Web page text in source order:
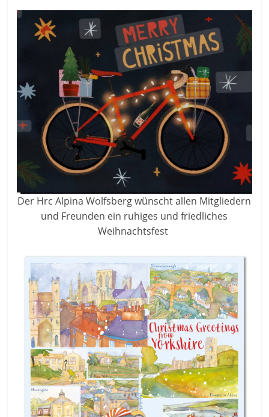
Der Hrc Alpina Wolfsberg wünscht allen Mitgliedern
und Freunden ein ruhiges und friedliches
Weihnachtsfest